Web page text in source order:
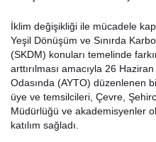
İklim değişikliği ile mücadele
Yeşil Dönüşüm ve Sınırda
(SKDM) konuları temelinde
arttırılması amacıyla 26
Odasında (AYTO) düzenlenen
üye ve temsilcileri, Çevre,
Müdürlüğü ve akademisyenler
katılım sağladı.